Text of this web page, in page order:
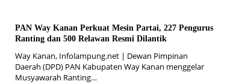
PAN Way Kanan Perkuat Mesin Partai, 227 Pengurus
Ranting dan 500 Relawan Resmi Dilantik
Way Kanan, Infolampung.net | Dewan Pimpinan
Daerah (DPD) PAN Kabupaten Way Kanan menggelar
Musyawarah Ranting…